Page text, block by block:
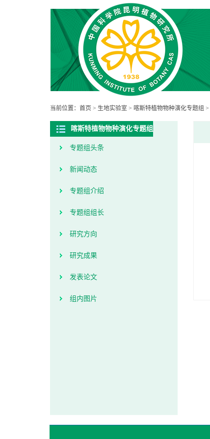
当前位置： 首页 > 生地实验室 > 喀斯特植物物种演化专题组 >
喀斯特植物物种演化专题组
专题组头条
新闻动态
专题组介绍
专题组组长
研究方向
研究成果
发表论文
组内图片